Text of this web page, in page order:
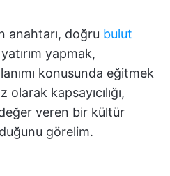
anahtarı, doğru bulut
yapmak,
konusunda eğitmek
olarak kapsayıcılığı,
veren bir kültür
görelim.